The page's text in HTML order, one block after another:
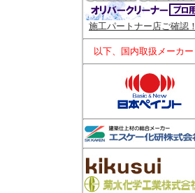
施工パートナー店ご確認！
以下、国内取扱メーカー